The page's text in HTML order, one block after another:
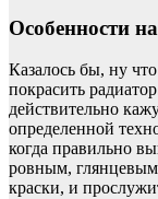
Особенности
Казалось бы, ну
покрасить
действительно
определенной
когда правильно
ровным,
краски, и